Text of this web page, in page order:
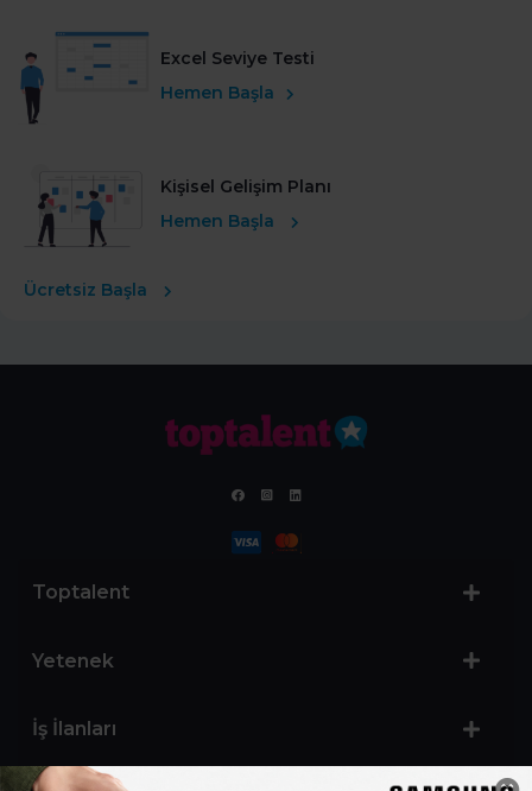
Excel Seviye Testi
Hemen Başla
Kişisel Gelişim Planı
Hemen Başla
Ücretsiz Başla
Toptalent
Yetenek
İş İlanları